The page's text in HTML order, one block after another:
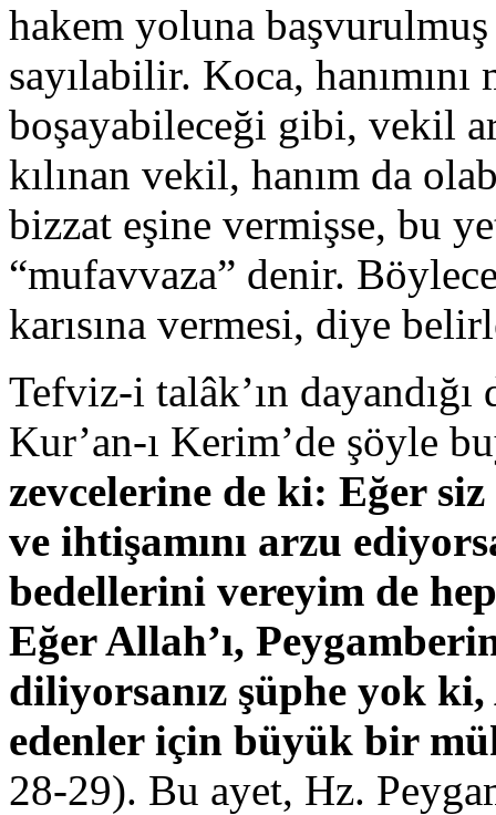
hakem yoluna başvurulmuş
sayılabilir. Koca,
boşayabileceği gibi, vekil
kılınan vekil, hanım da
bizzat eşine vermişse, bu
“mufavvaza” denir.
karısına vermesi, diye
Tefviz-i talâk’ın
Kur’an-ı Kerim’de şöyle
zevcelerine de ki: Eğer
ve ihtişamını arzu
bedellerini vereyim de
Eğer Allah’ı,
diliyorsanız şüphe yok
edenler için büyük bir
28-29). Bu ayet, Hz.